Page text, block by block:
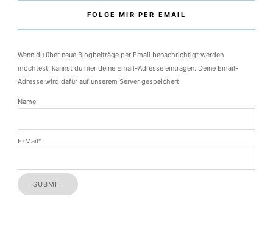
FOLGE MIR PER EMAIL
Wenn du über neue Blogbeiträge per Email benachrichtigt werden
möchtest, kannst du hier deine Email-Adresse eintragen. Deine Email-
Adresse wird dafür auf unserem Server gespeichert.
Name
E-Mail*